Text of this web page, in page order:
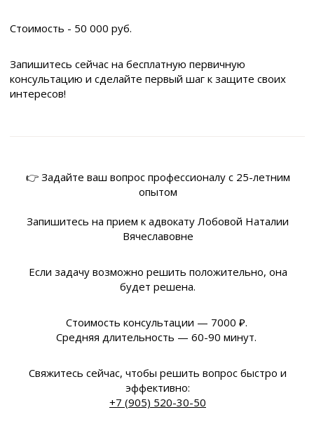
Стоимость - 50 000 руб.
Запишитесь сейчас на бесплатную первичную
консультацию и сделайте первый шаг к защите своих
интересов!
👉 Задайте ваш вопрос профессионалу с 25-летним
опытом
Запишитесь на прием к адвокату Лобовой Наталии
Вячеславовне
Если задачу возможно решить положительно, она
будет решена.
Стоимость консультации — 7000 ₽.
Средняя длительность — 60-90 минут.
Свяжитесь сейчас, чтобы решить вопрос быстро и
эффективно:
+7 (905) 520-30-50